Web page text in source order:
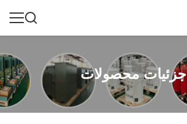
جزئیات محصولات